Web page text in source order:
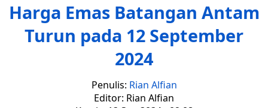
Harga Emas Batangan Antam
Turun pada 12 September
2024
Penulis: Rian Alfian
Editor: Rian Alfian